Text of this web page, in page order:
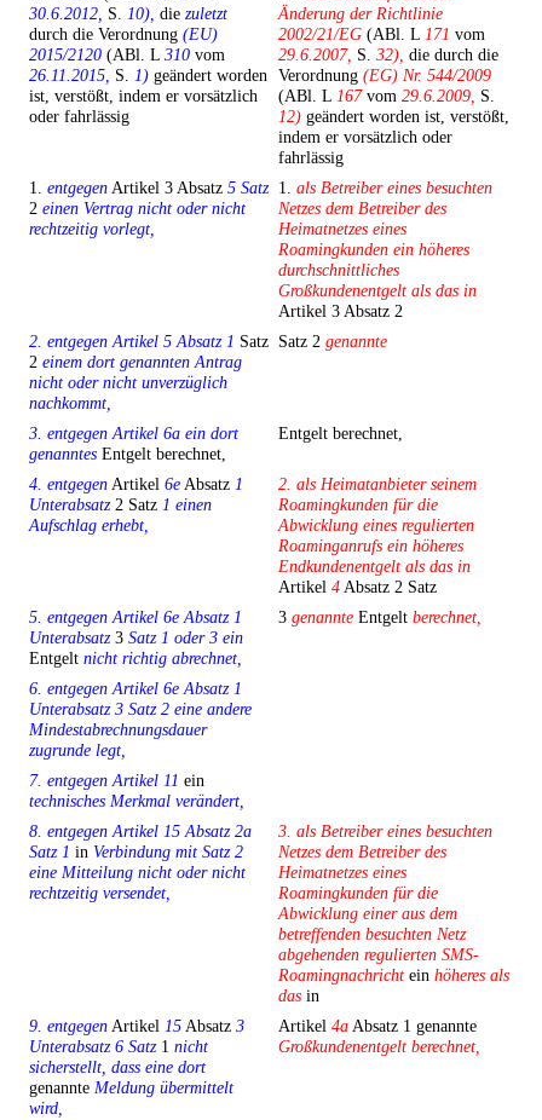
30.6.2012, S. 10), die zuletzt
durch die Verordnung (EU)
2015/2120 (ABl. L 310 vom
26.11.2015, S. 1) geändert worden
ist, verstößt, indem er vorsätzlich
oder fahrlässig
Änderung der Richtlinie
2002/21/EG (ABl. L 171 vom
29.6.2007, S. 32), die durch die
Verordnung (EG) Nr. 544/2009
(ABl. L 167vom 29.6.2009, S.
12) geändert worden ist, verstößt,
indem er vorsätzlich oder
fahrlässig
1. entgegenArtikel 3 Absatz 5 Satz
2 einen Vertrag nicht oder nicht
rechtzeitig vorlegt,
1. als Betreiber eines besuchten
Netzes dem Betreiber des
Heimatnetzes eines
Roamingkunden ein höheres
durchschnittliches
Großkundenentgelt als das in
Artikel 3 Absatz 2
2. entgegen Artikel 5 Absatz 1 Satz
2 einem dort genannten Antrag
nicht oder nicht unverzüglich
nachkommt,
Satz 2 genannte
3. entgegen Artikel 6a ein dort
genanntes Entgelt berechnet,
Entgelt berechnet,
4. entgegenArtikel 6eAbsatz 1
Unterabsatz2 Satz 1 einen
Aufschlag erhebt,
2. als Heimatanbieter seinem
Roamingkunden für die
Abwicklung eines regulierten
Roaminganrufs ein höheres
Endkundenentgelt als das in
Artikel 4Absatz 2 Satz
5. entgegen Artikel 6e Absatz 1
Unterabsatz3 Satz 1 oder 3 ein
Entgelt nicht richtig abrechnet,
3 genannte Entgelt berechnet,
6. entgegen Artikel 6e Absatz 1
Unterabsatz 3 Satz 2 eine andere
Mindestabrechnungsdauer
zugrunde legt,
7. entgegen Artikel 11 ein
technisches Merkmal verändert,
8. entgegen Artikel 15 Absatz 2a
Satz 1 in Verbindung mit Satz 2
eine Mitteilung nicht oder nicht
rechtzeitig versendet,
3. als Betreiber eines besuchten
Netzes dem Betreiber des
Heimatnetzes eines
Roamingkunden für die
Abwicklung einer aus dem
betreffenden besuchten Netz
abgehenden regulierten SMS-
Roamingnachricht ein höheres als
das in
9. entgegenArtikel 15Absatz 3
Unterabsatz 6 Satz1 nicht
sicherstellt, dass eine dort
genannte Meldung übermittelt
wird,
Artikel 4aAbsatz 1 genannte
Großkundenentgelt berechnet,